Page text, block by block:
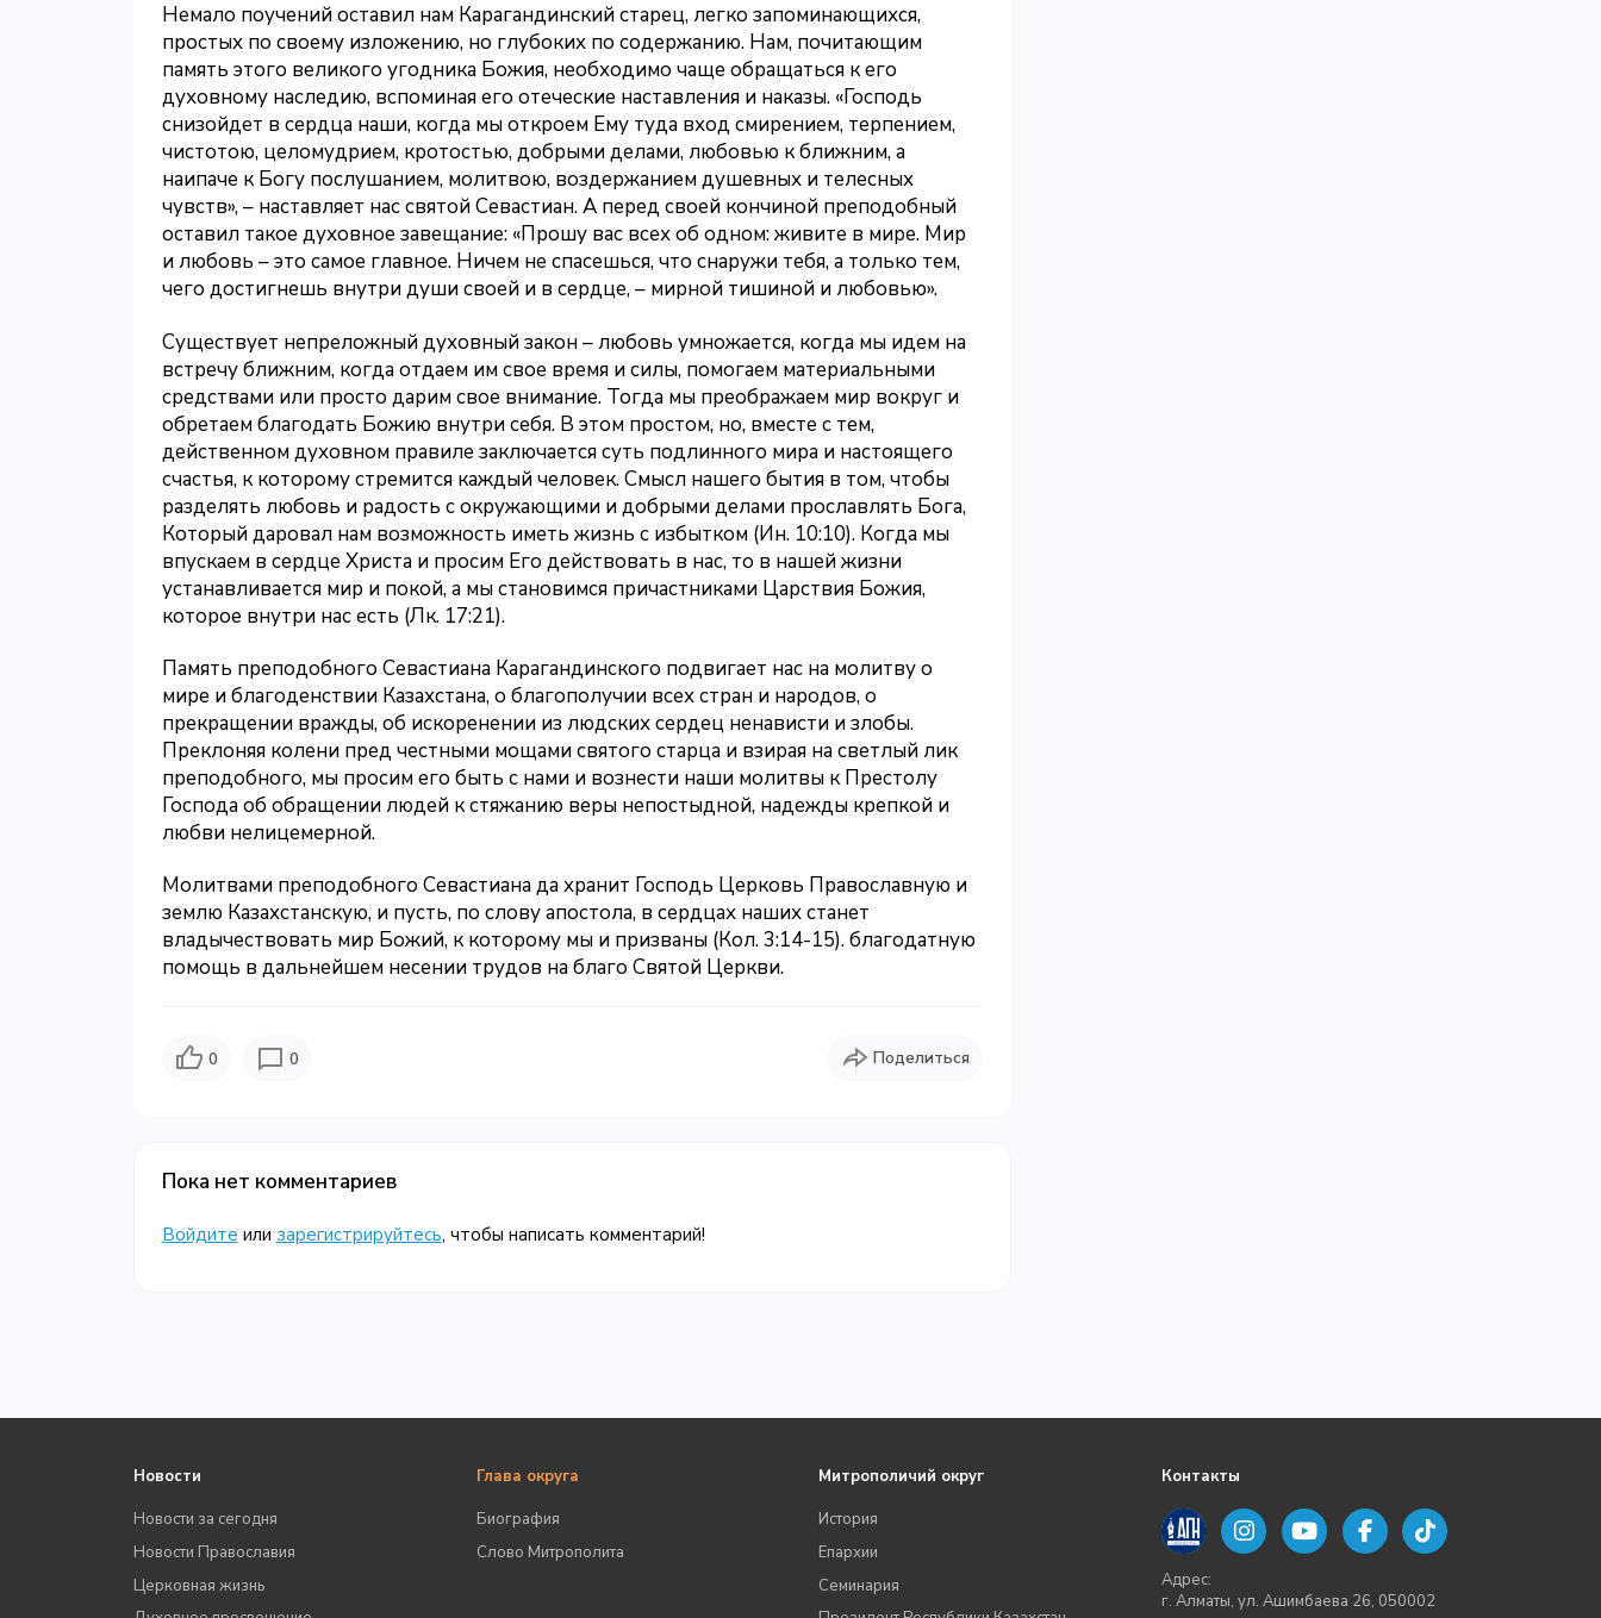
Немало поучений оставил нам Карагандинский старец, легко запоминающихся,
простых по своему изложению, но глубоких по содержанию. Нам, почитающим
память этого великого угодника Божия, необходимо чаще обращаться к его
духовному наследию, вспоминая его отеческие наставления и наказы. «Господь
снизойдет в сердца наши, когда мы откроем Ему туда вход смирением, терпением,
чистотою, целомудрием, кротостью, добрыми делами, любовью к ближним, а
наипаче к Богу послушанием, молитвою, воздержанием душевных и телесных
чувств», – наставляет нас святой Севастиан. А перед своей кончиной преподобный
оставил такое духовное завещание: «Прошу вас всех об одном: живите в мире. Мир
и любовь – это самое главное. Ничем не спасешься, что снаружи тебя, а только тем,
чего достигнешь внутри души своей и в сердце, – мирной тишиной и любовью».
Существует непреложный духовный закон – любовь умножается, когда мы идем на
встречу ближним, когда отдаем им свое время и силы, помогаем материальными
средствами или просто дарим свое внимание. Тогда мы преображаем мир вокруг и
обретаем благодать Божию внутри себя. В этом простом, но, вместе с тем,
действенном духовном правиле заключается суть подлинного мира и настоящего
счастья, к которому стремится каждый человек. Смысл нашего бытия в том, чтобы
разделять любовь и радость с окружающими и добрыми делами прославлять Бога,
Который даровал нам возможность иметь жизнь с избытком (Ин. 10:10). Когда мы
впускаем в сердце Христа и просим Его действовать в нас, то в нашей жизни
устанавливается мир и покой, а мы становимся причастниками Царствия Божия,
которое внутри нас есть (Лк. 17:21).
Память преподобного Севастиана Карагандинского подвигает нас на молитву о
мире и благоденствии Казахстана, о благополучии всех стран и народов, о
прекращении вражды, об искоренении из людских сердец ненависти и злобы.
Преклоняя колени пред честными мощами святого старца и взирая на светлый лик
преподобного, мы просим его быть с нами и вознести наши молитвы к Престолу
Господа об обращении людей к стяжанию веры непостыдной, надежды крепкой и
любви нелицемерной.
Молитвами преподобного Севастиана да хранит Господь Церковь Православную и
землю Казахстанскую, и пусть, по слову апостола, в сердцах наших станет
владычествовать мир Божий, к которому мы и призваны (Кол. 3:14-15). благодатную
помощь в дальнейшем несении трудов на благо Святой Церкви.
0 0 Поделиться
Пока нет комментариев
Войдите или зарегистрируйтесь, чтобы написать комментарий!
Новости
Новости за сегодня
Новости Православия
Церковная жизнь
Глава округа
Биография
Слово Митрополита
Митрополичий округ
История
Епархии
Семинария
Контакты
Адрес:
г. Алматы, ул. Ашимбаева 26, 050002